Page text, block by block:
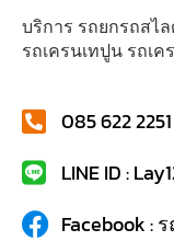
บริการ รถยกรถสไล
รถเครนเทปูน รถเ
085 622 2251
LINE ID :
Facebook :